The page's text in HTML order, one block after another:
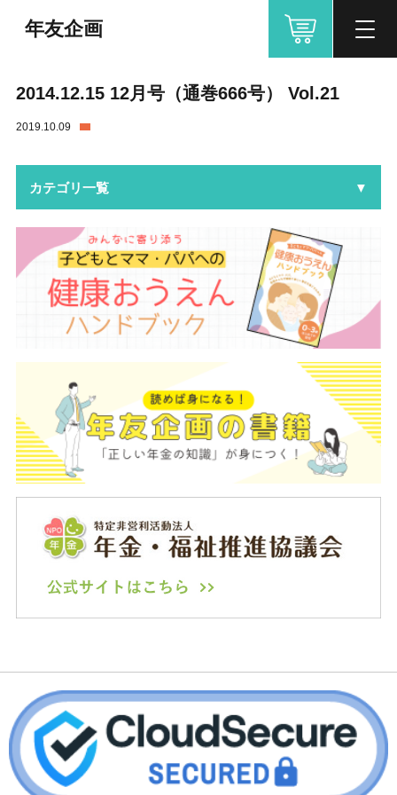
年友企画
2014.12.15 12月号（通巻666号） Vol.21
2019.10.09
カテゴリ一覧